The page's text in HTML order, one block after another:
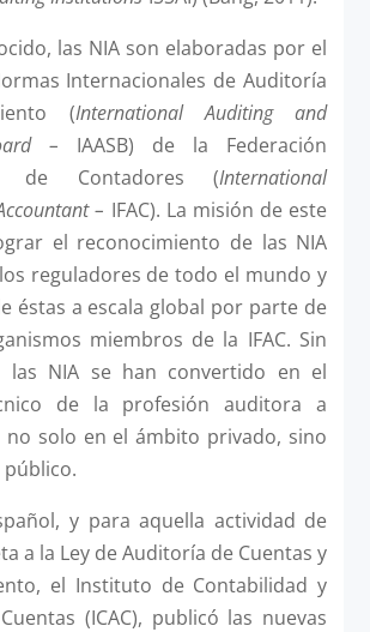
las NIA son elaboradas por el
Internacionales de Auditoría
(International Auditing and
– IAASB) de la Federación
de Contadores (International
– IFAC). La misión de este
el reconocimiento de las NIA
reguladores de todo el mundo y
éstas a escala global por parte de
miembros de la IFAC. Sin
las NIA se han convertido en el
de la profesión auditora a
no solo en el ámbito privado, sino
y para aquella actividad de
a la Ley de Auditoría de Cuentas y
el Instituto de Contabilidad y
(ICAC), publicó las nuevas